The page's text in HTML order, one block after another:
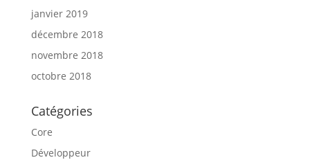
janvier 2019
décembre 2018
novembre 2018
octobre 2018
Catégories
Core
Développeur